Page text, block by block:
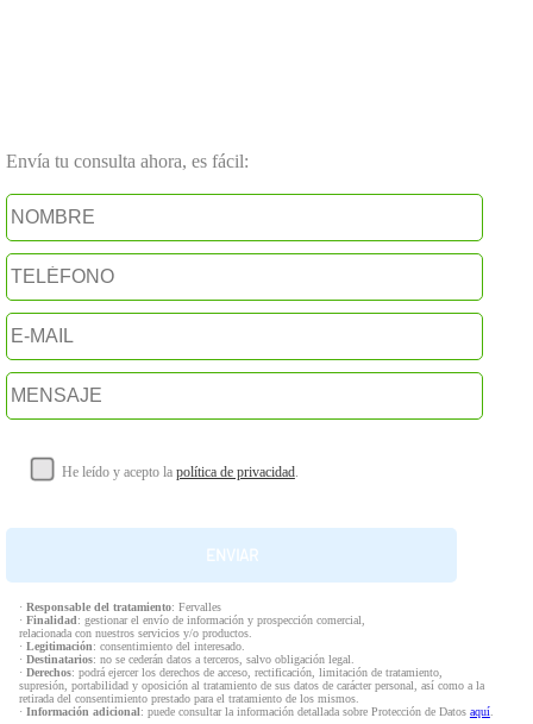
Envía tu consulta ahora, es fácil:
He leído y acepto la política de privacidad.
· Responsable del tratamiento: Fervalles
· Finalidad: gestionar el envío de información y prospección comercial,
relacionada con nuestros servicios y/o productos.
· Legitimación: consentimiento del interesado.
· Destinatarios: no se cederán datos a terceros, salvo obligación legal.
· Derechos: podrá ejercer los derechos de acceso, rectificación, limitación de tratamiento,
supresión, portabilidad y oposición al tratamiento de sus datos de carácter personal, así como a la
retirada del consentimiento prestado para el tratamiento de los mismos.
· Información adicional: puede consultar la información detallada sobre Protección de Datos aquí.